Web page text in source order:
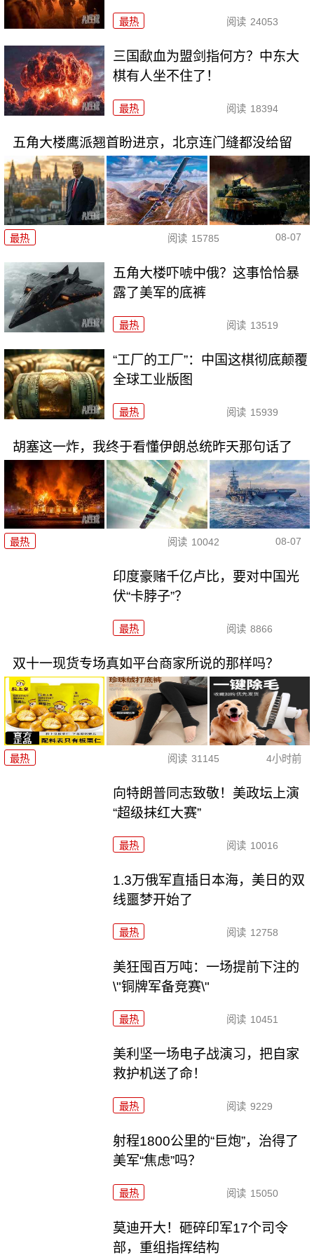
最热 阅读 24053
三国歃血为盟剑指何方？中东大
棋有人坐不住了！
最热 阅读 18394
五角大楼鹰派翘首盼进京，北京连门缝都没给留
最热 阅读 15785 08-07
五角大楼吓唬中俄？这事恰恰暴
露了美军的底裤
最热 阅读 13519
“工厂的工厂”：中国这棋彻底颠覆
全球工业版图
最热 阅读 15939
胡塞这一炸，我终于看懂伊朗总统昨天那句话了
最热 阅读 10042 08-07
印度豪赌千亿卢比，要对中国光
伏“卡脖子”？
最热 阅读 8866
双十一现货专场真如平台商家所说的那样吗？
最热 阅读 31145 4小时前
向特朗普同志致敬！美政坛上演
“超级抹红大赛”
最热 阅读 10016
1.3万俄军直插日本海，美日的双
线噩梦开始了
最热 阅读 12758
美狂囤百万吨：一场提前下注的
\"铜牌军备竞赛\"
最热 阅读 10451
美利坚一场电子战演习，把自家
救护机送了命！
最热 阅读 9229
射程1800公里的“巨炮”，治得了
美军“焦虑”吗？
最热 阅读 15050
莫迪开大！砸碎印军17个司令
部，重组指挥结构